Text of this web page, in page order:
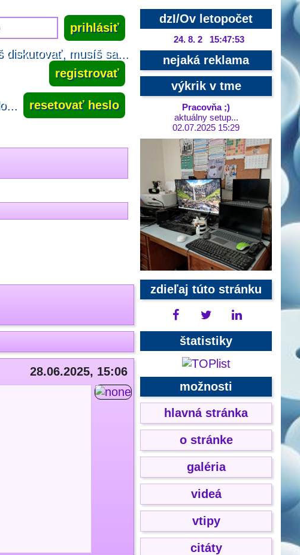
diskutovať, musíš sa...
registrovať
resetovať heslo
28.06.2025, 15:06
dzI/Ov letopočet
24. 8. 2 15:47:54
nejaká reklama
výkrik v tme
Pracovňa ;)
aktuálny setup...
02.07.2025 15:29
zdieľaj túto stránku
štatistiky
možnosti
hlavná stránka
o stránke
galéria
videá
vtipy
citáty